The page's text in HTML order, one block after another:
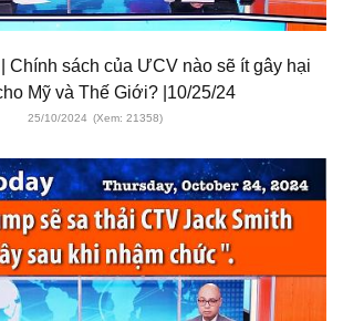
Chính sách của ƯCV nào sẽ ít gây hại
Mỹ và Thế Giới? |10/25/24
25/10/2024 (Xem: 21358)